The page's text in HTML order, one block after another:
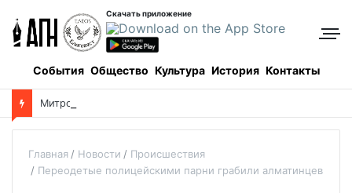
Скачать приложение
События Общество Культура История Контакты
Главная Новости
Происшествия
Переодетые полицейскими парни грабили алматинцев